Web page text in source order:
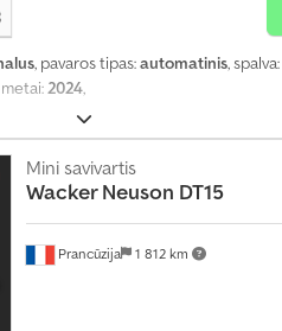
, pavaros tipas:automatinis, spalva:
metai: 2024
Prancūzija 1 812 km
Mini savivartis
Wacker Neuson DT15